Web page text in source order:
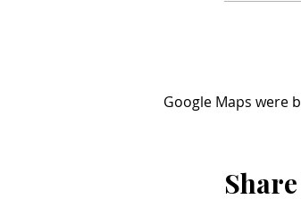
Google Maps were